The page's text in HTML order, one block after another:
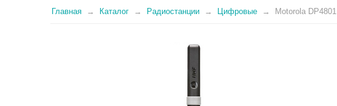
Главная Каталог Радиостанции Цифровые Motorola DP4801